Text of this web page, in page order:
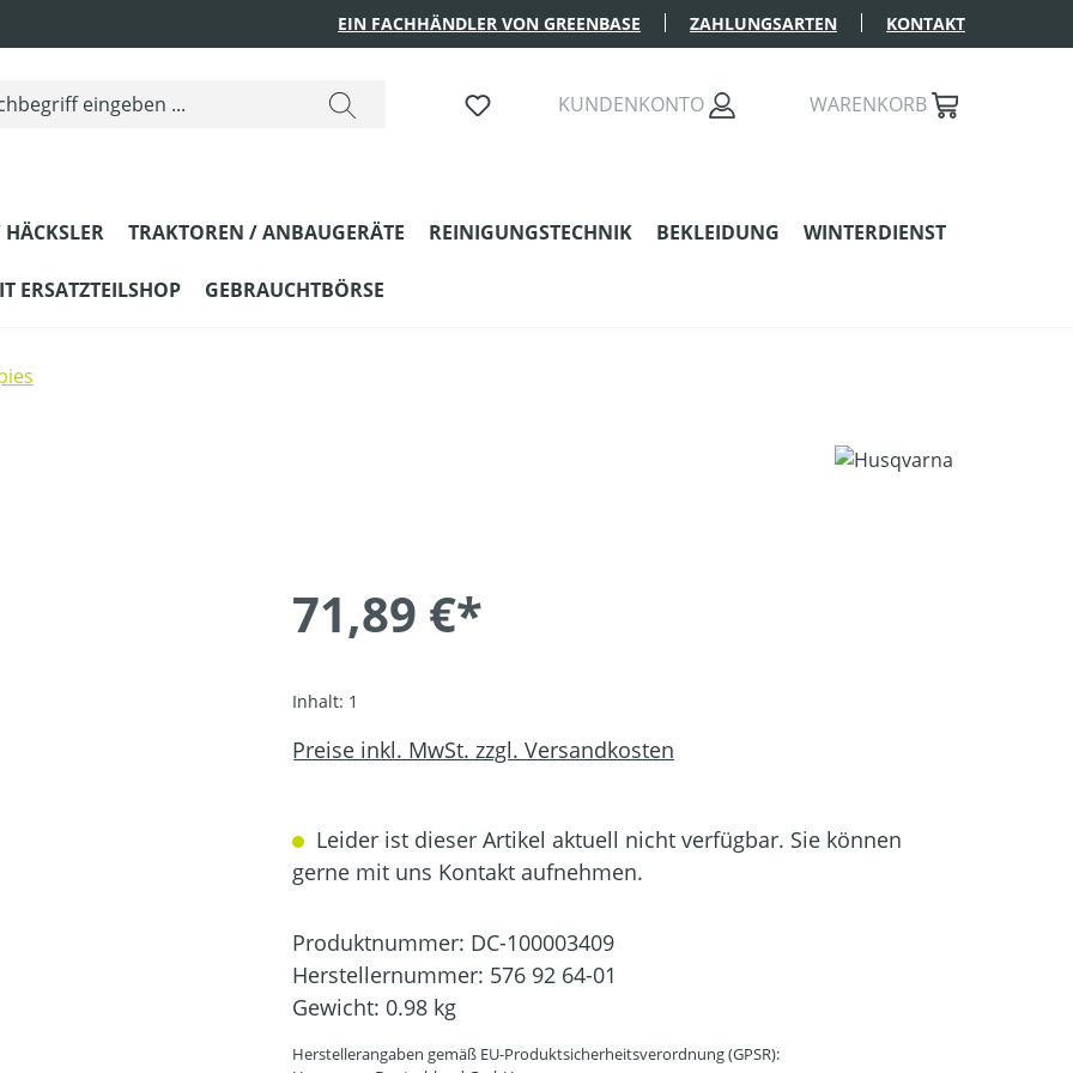
EIN FACHHÄNDLER VON GREENBASE ZAHLUNGSARTEN KONTAKT
KUNDENKONTO WARENKORB
TRAKTOREN / ANBAUGERÄTE REINIGUNGSTECHNIK BEKLEIDUNG WINTERDIENST
ERSATZTEILSHOP GEBRAUCHTBÖRSE
71,89 €*
Inhalt: 1
Preise inkl. MwSt. zzgl. Versandkosten
Leider ist dieser Artikel aktuell nicht verfügbar. Sie können
gerne mit uns Kontakt aufnehmen.
Produktnummer: DC-100003409
Herstellernummer: 576 92 64-01
Gewicht: 0.98 kg
Herstellerangaben gemäß EU-Produktsicherheitsverordnung (GPSR):